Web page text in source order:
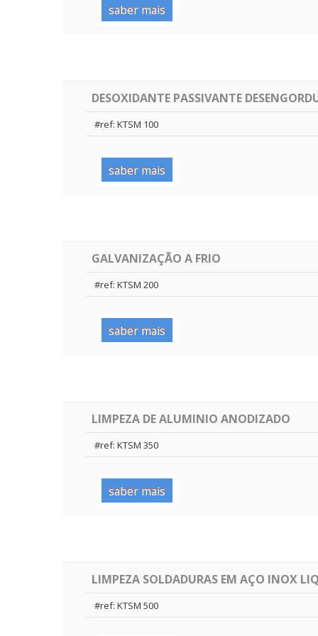
saber mais
DESOXIDANTE PASSIVANTE
#ref: KTSM 100
saber mais
GALVANIZAÇÃO A FRIO
#ref: KTSM 200
saber mais
LIMPEZA DE ALUMINIO ANODIZADO
#ref: KTSM 350
saber mais
LIMPEZA SOLDADURAS EM AÇO INOX
#ref: KTSM 500